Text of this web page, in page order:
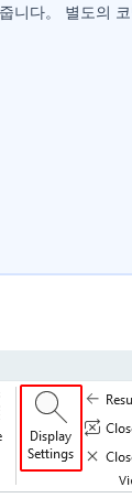
니다。 별도의